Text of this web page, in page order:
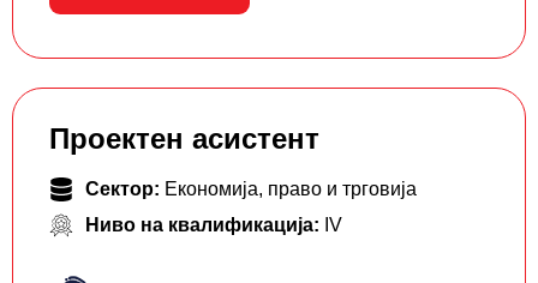
Проектен асистент
Сектор: Економија, право и трговија
Ниво на квалификација: IV